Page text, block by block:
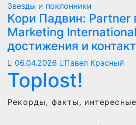
Звезды и поклонники
Кори Падвин: Partner
Marketing
достижения и
06.04.2026 Павел Красный
Toplost!
Рекорды, факты,